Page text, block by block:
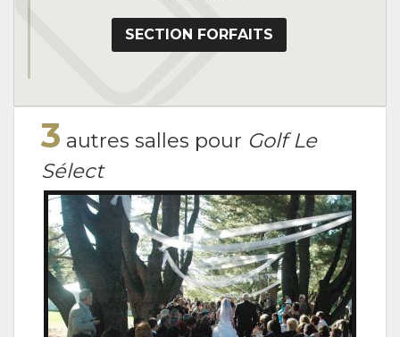
SECTION FORFAITS
3 autres salles pour Golf Le
Sélect